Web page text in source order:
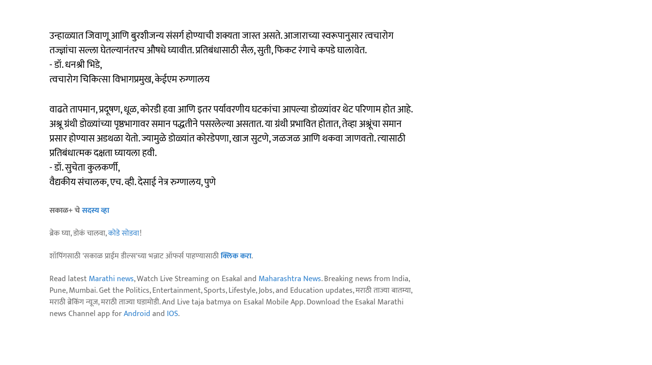
उन्हाळ्यात जिवाणू आणि बुरशीजन्य संसर्ग होण्याची शक्यता जास्त असते. आजाराच्या स्वरूपानुसार त्वचारोग
तज्ज्ञांचा सल्ला घेतल्यानंतरच औषधे घ्यावीत. प्रतिबंधासाठी सैल, सुती, फिकट रंगाचे कपडे घालावेत.
- डॉ. धनश्री भिडे,
त्वचारोग चिकित्सा विभागप्रमुख, केईएम रुग्‍णालय
वाढते तापमान, प्रदूषण, धूळ, कोरडी हवा आणि इतर पर्यावरणीय घटकांचा आपल्या डोळ्यांवर थेट परिणाम होत आहे.
अश्रू ग्रंथी डोळ्यांच्या पृष्ठभागावर समान पद्धतीने पसरलेल्या असतात. या ग्रंथी प्रभावित होतात, तेव्हा अश्रूंचा समान
प्रसार होण्यास अडथळा येतो. ज्यामुळे डोळ्यांत कोरडेपणा, खाज सुटणे, जळजळ आणि थकवा जाणवतो. त्‍यासाठी
प्रतिबंधात्‍मक दक्षता घ्यायला हवी.
- डॉ. सुचेता कुलकर्णी,
वैद्यकीय संचालक, एच. व्ही. देसाई नेत्र रुग्‍णालय, पुणे
सकाळ+ चेसदस्य व्हा
ब्रेक घ्या, डोकं चालवा,कोडे सोडवा!
शॉपिंगसाठी 'सकाळ प्राईम डील्स'च्या भन्नाट ऑफर्स पाहण्यासाठीक्लिक करा.
Read latestMarathi news, Watch Live Streaming on Esakal and Maharashtra News. Breaking news from India,
Pune, Mumbai. Get the Politics, Entertainment, Sports, Lifestyle, Jobs, and Education updates, मराठी ताज्या बातम्या,
मराठी ब्रेकिंग न्यूज, मराठी ताज्या घडामोडी. And Live taja batmya on Esakal Mobile App. Download the Esakal Marathi
news Channel app forAndroidand IOS.